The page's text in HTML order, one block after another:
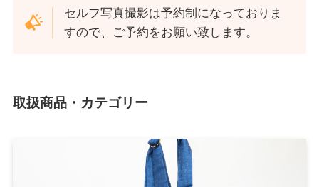
セルフ写真撮影は予約制になっておりま
すので、ご予約をお願い致します。
取扱商品・カテゴリー